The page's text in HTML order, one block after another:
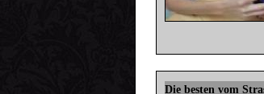
Die besten vom